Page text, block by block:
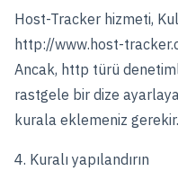
Host-Tracker hizmeti,
http://www.host-
Ancak, http türü
rastgele bir dize
kurala eklemeniz gerekir.
4. Kuralı yapılandırın